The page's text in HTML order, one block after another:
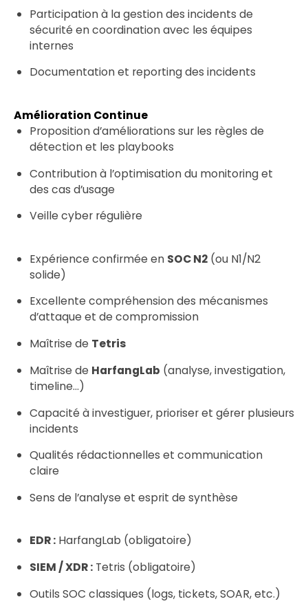
Participation à la gestion des incidents de
sécurité en coordination avec les équipes
internes
Documentation et reporting des incidents
Amélioration Continue
Proposition d’améliorations sur les règles de
détection et les playbooks
Contribution à l’optimisation du monitoring et
des cas d’usage
Veille cyber régulière
Expérience confirmée en SOC N2 (ou N1/N2
solide)
Excellente compréhension des mécanismes
d’attaque et de compromission
Maîtrise de Tetris
Maîtrise de HarfangLab (analyse, investigation,
timeline…)
Capacité à investiguer, prioriser et gérer plusieurs
incidents
Qualités rédactionnelles et communication
claire
Sens de l’analyse et esprit de synthèse
EDR : HarfangLab (obligatoire)
SIEM / XDR : Tetris (obligatoire)
Outils SOC classiques (logs, tickets, SOAR, etc.)